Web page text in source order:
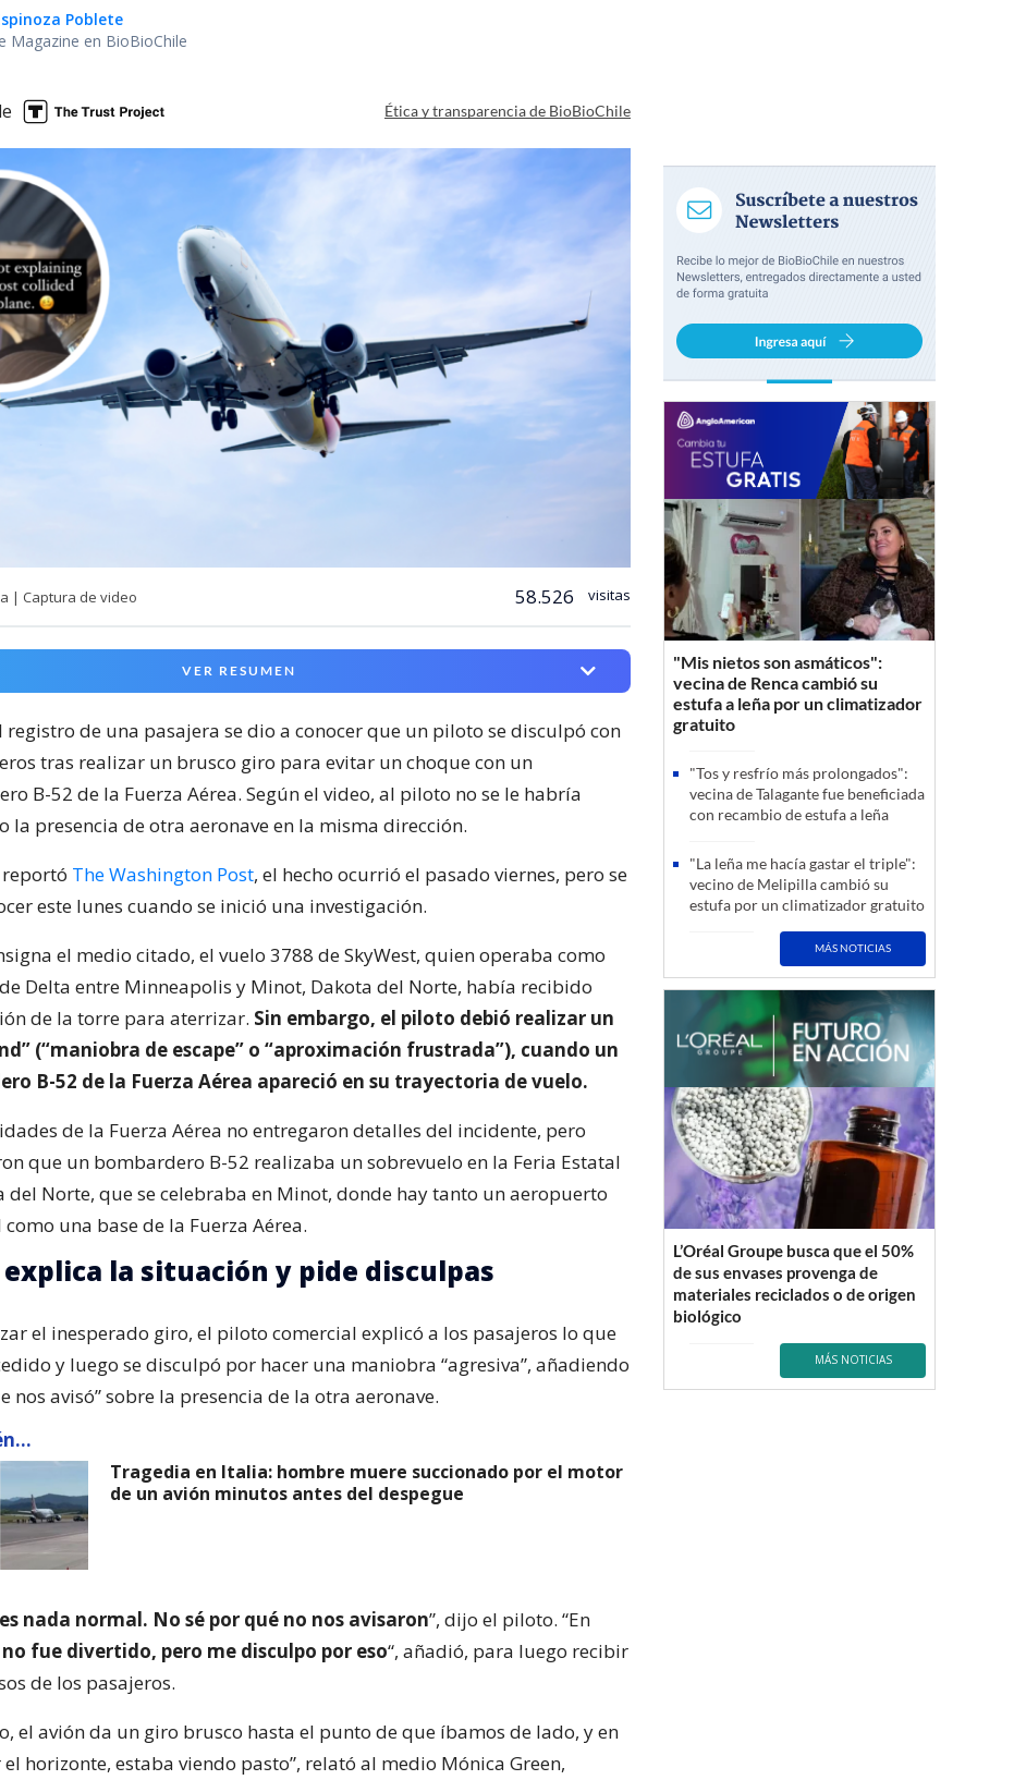
Poblete
Magazine en BioBioChile
Ética y transparencia de BioBioChile
| Captura de video 58.526 visitas
VER RESUMEN
registro de una pasajera se dio a conocer que un piloto se disculpó con
tras realizar un brusco giro para evitar un choque con un
B-52 de la Fuerza Aérea. Según el video, al piloto no se le habría
la presencia de otra aeronave en la misma dirección.
The Washington Post, el hecho ocurrió el pasado viernes, pero se
este lunes cuando se inició una investigación.
el medio citado, el vuelo 3788 de SkyWest, quien operaba como
Delta entre Minneapolis y Minot, Dakota del Norte, había recibido
de la torre para aterrizar. Sin embargo, el piloto debió realizar un
(“maniobra de escape” o “aproximación frustrada”), cuando un
B-52 de la Fuerza Aérea apareció en su trayectoria de vuelo.
de la Fuerza Aérea no entregaron detalles del incidente, pero
que un bombardero B-52 realizaba un sobrevuelo en la Feria Estatal
del Norte, que se celebraba en Minot, donde hay tanto un aeropuerto
una base de la Fuerza Aérea.
la situación y pide disculpas
el inesperado giro, el piloto comercial explicó a los pasajeros lo que
y luego se disculpó por hacer una maniobra “agresiva”, añadiendo
nos avisó” sobre la presencia de la otra aeronave.
Tragedia en Italia: hombre muere succionado por el motor
de un avión minutos antes del despegue
nada normal. No sé por qué no nos avisaron”, dijo el piloto. “En
no fue divertido, pero me disculpo por eso“, añadió, para luego recibir
de los pasajeros.
el avión da un giro brusco hasta el punto de que íbamos de lado, y en
el horizonte, estaba viendo pasto”, relató al medio Mónica Green,
"Mis nietos son asmáticos":
vecina de Renca cambió su
estufa a leña por un climatizador
gratuito
"Tos y resfrío más prolongados":
vecina de Talagante fue beneficiada
con recambio de estufa a leña
"La leña me hacía gastar el triple":
vecino de Melipilla cambió su
estufa por un climatizador gratuito
MÁS NOTICIAS
L’Oréal Groupe busca que el 50%
de sus envases provenga de
materiales reciclados o de origen
biológico
MÁS NOTICIAS